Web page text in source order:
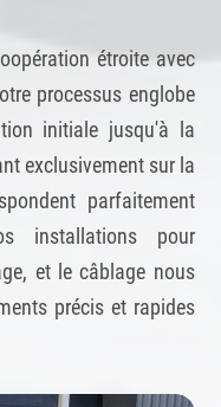
étroite avec
processus englobe
initiale jusqu'à la
exclusivement sur la
parfaitement
installations pour
et le câblage nous
précis et rapides